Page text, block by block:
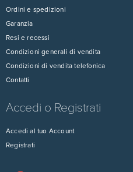
Ordini e spedizioni
Garanzia
Resi e recessi
Condizioni generali di vendita
Condizioni di vendita telefonica
Contatti
Accedi o Registrati
Accedi al tuo Account
Registrati